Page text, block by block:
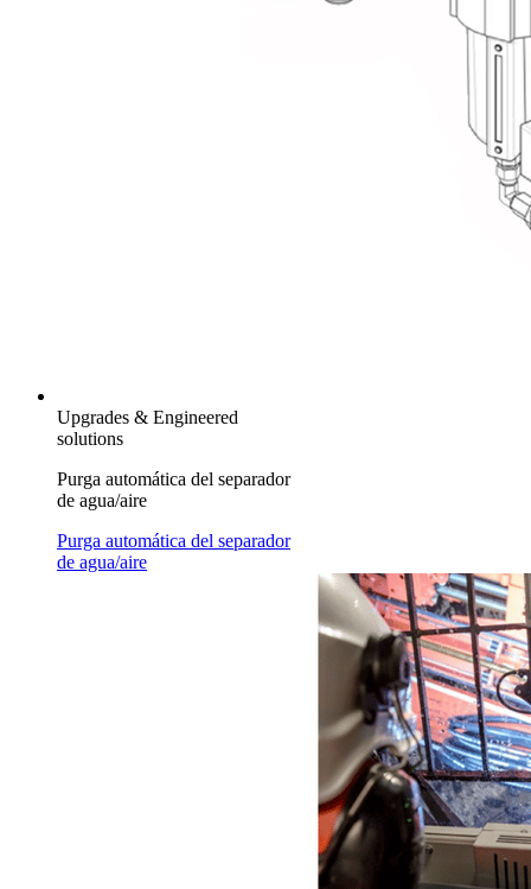
Upgrades & Engineered
solutions
Purga automática del separador
de agua/aire
Purga automática del separador
de agua/aire